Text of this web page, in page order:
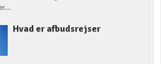
Hvad er afbudsrejser